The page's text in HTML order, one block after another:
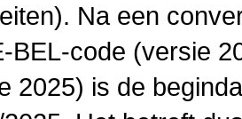
Na een
BEL-code (versie
2025) is de